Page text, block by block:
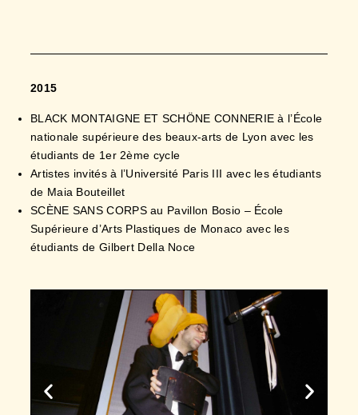
2015
BLACK MONTAIGNE ET SCHÖNE CONNERIE à l’École
étudiants de 1er 2ème cycle
Artistes invités à l’Université Paris III avec les étudiants
de Maia Bouteillet
SCÈNE SANS CORPS au Pavillon Bosio – École
Supérieure d’Arts Plastiques de Monaco avec les
étudiants de Gilbert Della Noce